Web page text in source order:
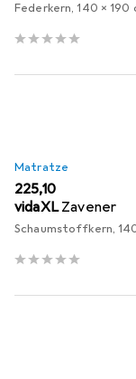
Federkern, 140 x 190
Matratze
EUR
225,10
vidaXL Zavener
Schaumstoffkern,